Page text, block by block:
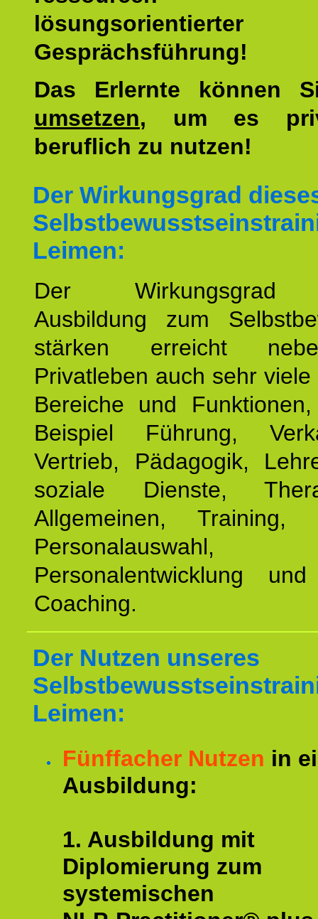
lösungsorientierter
Gesprächsführung!
Das Erlernte können
umsetzen, um es
beruflich zu nutzen!
Der Wirkungsgrad
Leimen:
Der Wirkungsgrad
Ausbildung zum
stärken erreicht
Privatleben auch sehr
Bereiche und
Beispiel Führung,
Vertrieb, Pädagogik,
soziale Dienste,
Allgemeinen, Training,
Personalauswahl,
Personalentwicklung
Coaching.
Der Nutzen unseres
Leimen:
Fünffacher Nutzen in
Ausbildung:
1. Ausbildung mit
Diplomierung zum
systemischen